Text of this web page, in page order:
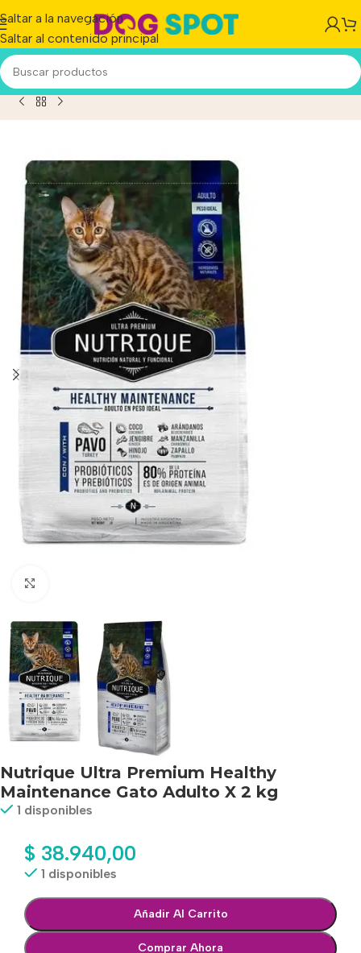
Saltar a la navegación
Saltar al contenido principal
Ultra Premium Healthy Maintenance Gato Adulto X 2 kg
Nutrique Ultra Premium Healthy
Maintenance Gato Adulto X 2 kg
1 disponibles
$ 38.940,00
1 disponibles
Añadir Al Carrito
Comprar Ahora